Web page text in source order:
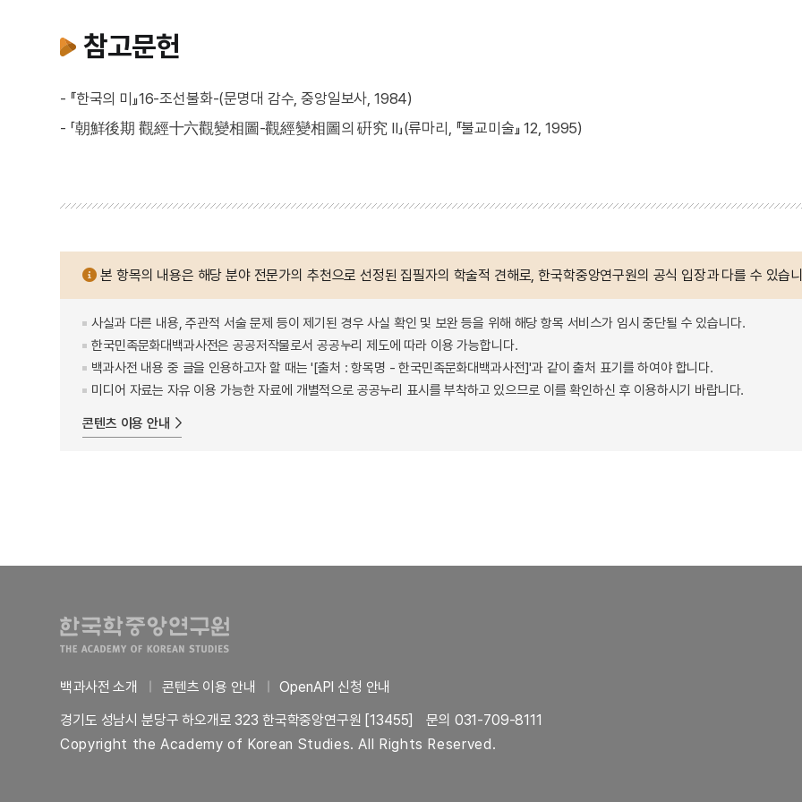
참고문헌
- 『한국의 미』16-조선불화-(문명대 감수, 중앙일보사, 1984)
- 「朝鮮後期 觀經十六觀變相圖-觀經變相圖의 硏究 Ⅱ」(류마리, 『불교미술』 12, 1995)
본 항목의 내용은 해당 분야 전문가의 추천으로 선정된 집필자의 학술적 견해로, 한국학중앙연구원의 공식 입장과 다를 수 있습
사실과 다른 내용, 주관적 서술 문제 등이 제기된 경우 사실 확인 및 보완 등을 위해 해당 항목 서비스가 임시 중단될 수 있습니다.
한국민족문화대백과사전은 공공저작물로서 공공누리 제도에 따라 이용 가능합니다.
백과사전 내용 중 글을 인용하고자 할 때는 '[출처 : 항목명 - 한국민족문화대백과사전]'과 같이 출처 표기를 하여야 합니다.
미디어 자료는 자유 이용 가능한 자료에 개별적으로 공공누리 표시를 부착하고 있으므로 이를 확인하신 후 이용하시기 바랍니다.
콘텐츠 이용 안내
백과사전 소개 콘텐츠 이용 안내
OpenAPI 신청 안내
경기도 성남시 분당구 하오개로 323 한국학중앙연구원 [13455]
문의 031-709-8111
Copyright the Academy of Korean Studies. All Rights Reserved.